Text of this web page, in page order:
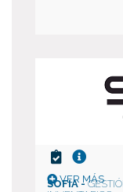
VER MÁS
SOFIA -